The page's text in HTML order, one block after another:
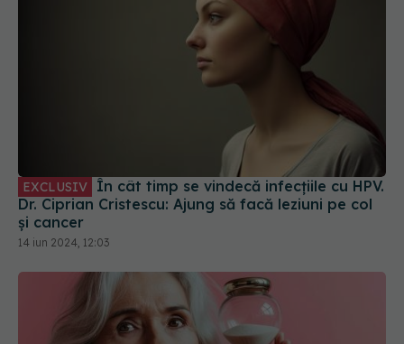
Dr. Ciprian Cristescu: Ajung să facă leziuni pe col
14 iun 2024, 12:03